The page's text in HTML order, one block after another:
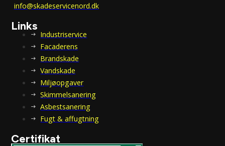
info@skadeservicenord.dk
Links
Industri­service
Facaderens
Brandskade
Vandskade
Miljøopgaver
Skimmelsanering
Asbestsanering
Fugt & affugtning
Certifikat